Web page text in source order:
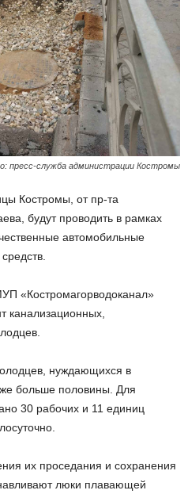
пресс-служба администрации Костромы
Костромы, от пр-та
будут проводить в рамках
автомобильные
«Костромагорводоканал»
канализационных,
нуждающихся в
больше половины. Для
30 рабочих и 11 единиц
их проседания и сохранения
люки плавающей